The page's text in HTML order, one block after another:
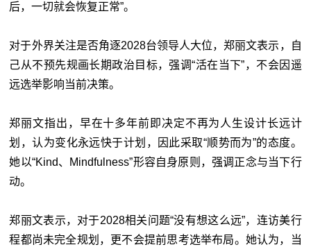
后，一切就会恢复正常”。
对于外界关注是否角逐2028台领导人大位，郑丽文表示，自
己从不预先规画长期政治目标，强调“活在当下”，不会因遥
远选举影响当前决策。
郑丽文指出，早在十多年前即决定不再为人生设计长远计
划，认为变化永远快于计划，因此采取“顺势而为”的态度。
她以“Kind、Mindfulness”形容自身原则，强调正念与当下行
动。
郑丽文表示，对于2028相关问题“没有想这么远”，连访美行
程都尚未完全规划，更不会提前思考选举布局。她认为，当